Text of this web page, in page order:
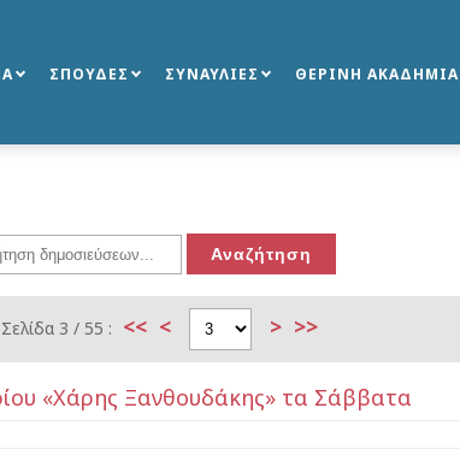
ΣΠΟΥΔΕΣ ΣΥΝΑΥΛΙΕΣ ΘΕΡΙΝΗ ΑΚΑΔΗΜΙΑ
Σελίδα 3 / 55 : << < > >>
«Χάρης Ξανθουδάκης» τα Σάββατα